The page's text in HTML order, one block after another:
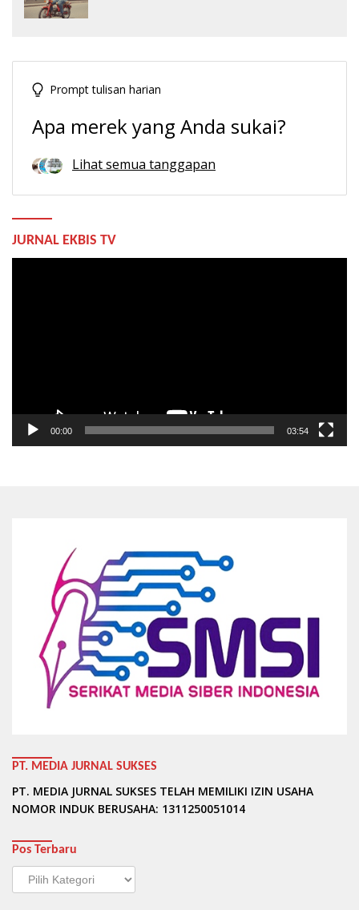
Prompt tulisan harian
Apa merek yang Anda sukai?
Lihat semua tanggapan
JURNAL EKBIS TV
00:00 03:54
PT. MEDIA JURNAL SUKSES
PT. MEDIA JURNAL SUKSES TELAH MEMILIKI IZIN USAHA
NOMOR INDUK BERUSAHA: 1311250051014
Pos Terbaru
Pos
Terbaru